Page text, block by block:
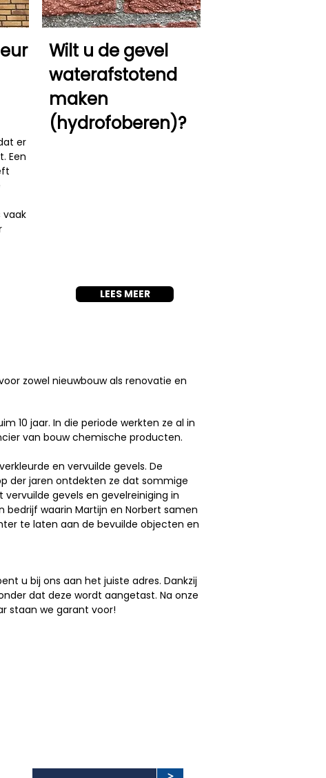
er
Een
vaak
Wilt u de gevel
waterafstotend
maken
(hydrofoberen)?
LEES MEER
zowel nieuwbouw als renovatie en
10 jaar. In die periode werkten ze al in
van bouw chemische producten.
en vervuilde gevels. De
der jaren ontdekten ze dat sommige
gevels en gevelreiniging in
bedrijf waarin Martijn en Norbert samen
te laten aan de bevuilde objecten en
u bij ons aan het juiste adres. Dankzij
dat deze wordt aangetast. Na onze
staan we garant voor!